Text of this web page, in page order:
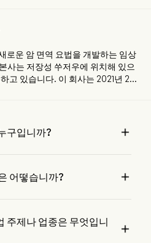
로운 암 면역 요법을 개발하는 임상
사는 저장성 쑤저우에 위치해 있으
고 있습니다. 이 회사는 2021년 2월
. 주요 제품으로는 ADG106이 있는
프종(NHL) 치료를 위해 개발되고 있
CTLA-4 종양면역요법의 작용기전
제를 해결하고, CTLA-4를 암 치료
하는 단일 특이성 항체로, 중국에서
구입니까? 
어떻습니까? 
주제나 업종은 무엇입니
